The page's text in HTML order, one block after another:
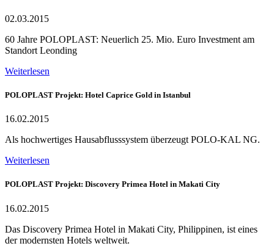
02.03.2015
60 Jahre POLOPLAST: Neuerlich 25. Mio. Euro Investment am
Standort Leonding
Weiterlesen
POLOPLAST Projekt: Hotel Caprice Gold in Istanbul
16.02.2015
Als hochwertiges Hausabflusssystem überzeugt POLO-KAL NG.
Weiterlesen
POLOPLAST Projekt: Discovery Primea Hotel in Makati City
16.02.2015
Das Discovery Primea Hotel in Makati City, Philippinen, ist eines
der modernsten Hotels weltweit.